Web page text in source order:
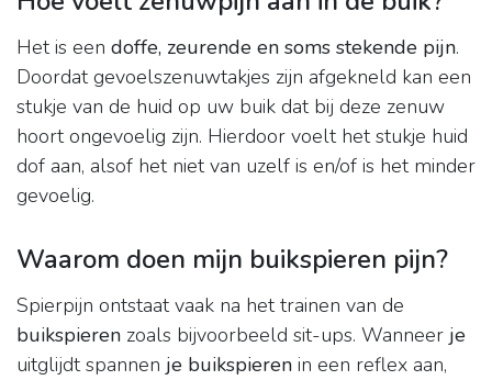
Het is een doffe, zeurende en soms stekende pijn.
Doordat gevoelszenuwtakjes zijn afgekneld kan een
stukje van de huid op uw buik dat bij deze zenuw
hoort ongevoelig zijn. Hierdoor voelt het stukje huid
dof aan, alsof het niet van uzelf is en/of is het minder
gevoelig.
Waarom doen mijn buikspieren pijn?
Spierpijn ontstaat vaak na het trainen van de
buikspieren zoals bijvoorbeeld sit-ups. Wanneer je
uitglijdt spannen je buikspieren in een reflex aan,